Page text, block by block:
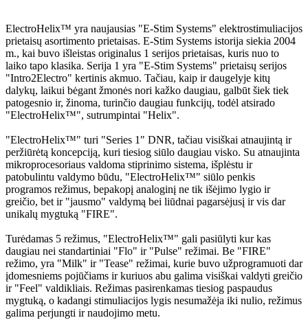
ElectroHelix™ yra naujausias "E-Stim Systems" elektrostimuliacijos
prietaisų asortimento prietaisas. E-Stim Systems istorija siekia 2004
m., kai buvo išleistas originalus 1 serijos prietaisas, kuris nuo to
laiko tapo klasika. Serija 1 yra "E-Stim Systems" prietaisų serijos
"Intro2Electro" kertinis akmuo. Tačiau, kaip ir daugelyje kitų
dalykų, laikui bėgant žmonės nori kažko daugiau, galbūt šiek tiek
patogesnio ir, žinoma, turinčio daugiau funkcijų, todėl atsirado
"ElectroHelix™", sutrumpintai "Helix".
"ElectroHelix™" turi "Series 1" DNR, tačiau visiškai atnaujintą ir
peržiūrėtą koncepciją, kuri tiesiog siūlo daugiau visko. Su atnaujinta
mikroprocesoriaus valdoma stiprinimo sistema, išplėstu ir
patobulintu valdymo būdu, "ElectroHelix™" siūlo penkis
programos režimus, bepakopį analoginį ne tik išėjimo lygio ir
greičio, bet ir "jausmo" valdymą bei liūdnai pagarsėjusį ir vis dar
unikalų mygtuką "FIRE".
Turėdamas 5 režimus, "ElectroHelix™" gali pasiūlyti kur kas
daugiau nei standartiniai "Flo" ir "Pulse" režimai. Be "FIRE"
režimo, yra "Milk" ir "Tease" režimai, kurie buvo užprogramuoti dar
įdomesniems pojūčiams ir kuriuos abu galima visiškai valdyti greičio
ir "Feel" valdikliais. Režimas pasirenkamas tiesiog paspaudus
mygtuką, o kadangi stimuliacijos lygis nesumažėja iki nulio, režimus
galima perjungti ir naudojimo metu.